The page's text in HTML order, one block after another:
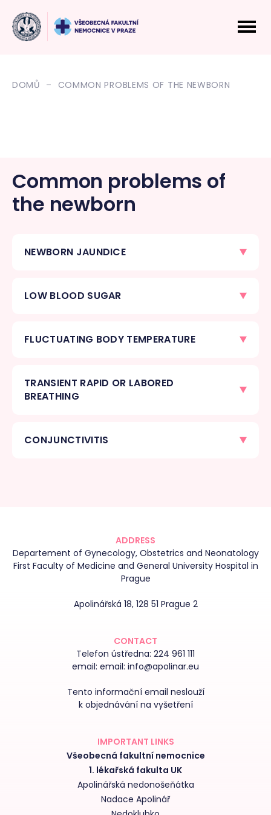
DOMŮ COMMON PROBLEMS OF THE NEWBORN
Common problems of
the newborn
NEWBORN JAUNDICE
LOW BLOOD SUGAR
FLUCTUATING BODY TEMPERATURE
TRANSIENT RAPID OR LABORED
BREATHING
CONJUNCTIVITIS
ADDRESS
Departement of Gynecology, Obstetrics and Neonatology
First Faculty of Medicine and General University Hospital in
Prague
Apolinářská 18, 128 51 Prague 2
CONTACT
Telefon ústředna: 224 961 111
email: email: info@apolinar.eu
Tento informační email neslouží
k objednávání na vyšetření
IMPORTANT LINKS
Všeobecná fakultní nemocnice
1. lékařská fakulta UK
Apolinářská nedonošeňátka
Nadace Apolinář